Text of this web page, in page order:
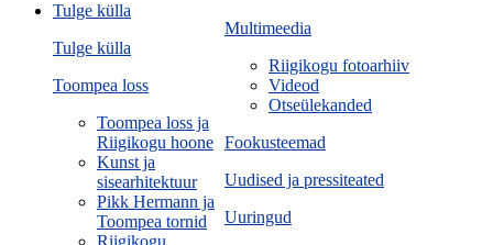
Multimeedia
Riigikogu fotoarhiiv
Videod
Otseülekanded
Fookusteemad
Uudised ja pressiteated
Uuringud
Tulge külla
Tulge külla
Toompea loss
Toompea loss ja
Riigikogu hoone
Kunst ja
sisearhitektuur
Pikk Hermann ja
Toompea tornid